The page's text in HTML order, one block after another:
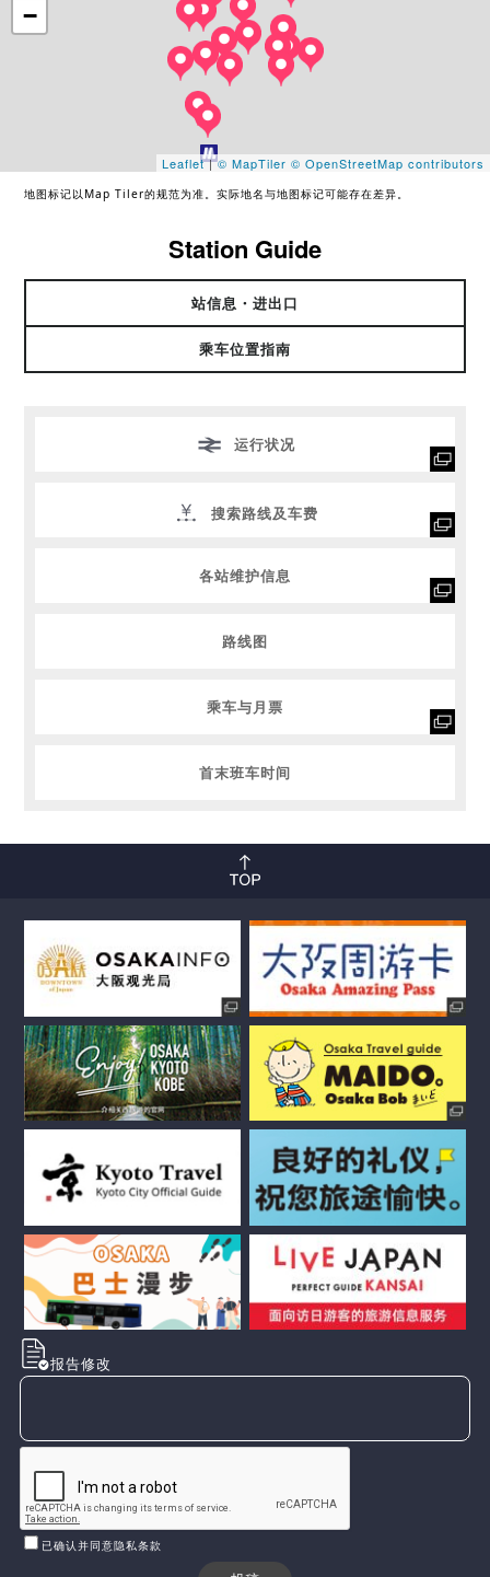
−
Leaflet|© MapTiler © OpenStreetMap contributors
地图标记以Map Tiler的规范为准。实际地名与地图标记可能存在差异。
Station Guide
站信息・进出口
乘车位置指南
运行状况
搜索路线及车费
各站维护信息
路线图
乘车与月票
首末班车时间
报告修改
已确认并同意隐私条款